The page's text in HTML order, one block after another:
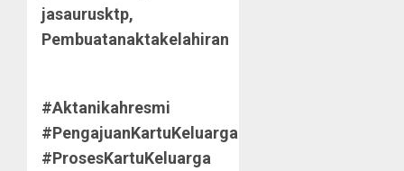
jasaurusktp,
Pembuatanaktakelahiran
#Aktanikahresmi
#PengajuanKartuKeluarga
#ProsesKartuKeluarga